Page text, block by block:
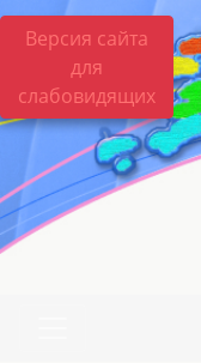
Версия сайта
для
слабовидящих